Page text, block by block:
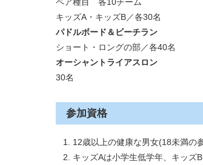
ペア種目 各10チーム
キッズA・キッズB／各30名
パドルボード＆ビーチラン
ショート・ロングの部／各40名
オーシャントライアスロン
30名
参加資格
12歳以上の健康な男女(18未満
キッズAは小学生低学年、キッズ